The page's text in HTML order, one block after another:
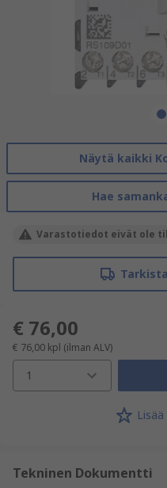
Näytä kaikki
Hae
Varastotiedot eivät ole
€ 76,00
€ 76,00 kpl (ilman ALV)
1
Tekninen Dokumentti